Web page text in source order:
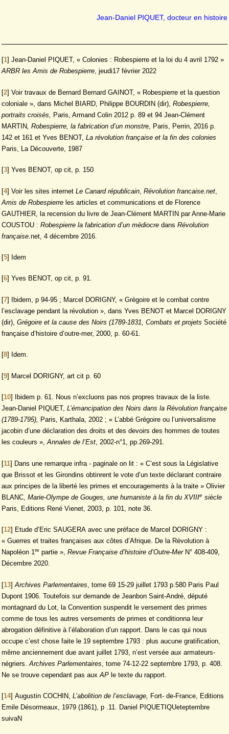
Jean-Daniel PIQUET, docteur en histoire
[1] Jean-Daniel PIQUET, « Colonies : Robespierre et la loi du 4 avril 1792 »
ARBR les Amis de Robespierre, jeudi17 février 2022
[2] Voir travaux de Bernard Bernard GAINOT, « Robespierre et la question
coloniale », dans Michel BIARD, Philippe BOURDIN (dir), Robespierre,
portraits croisés, Paris, Armand Colin 2012 p. 89 et 94 Jean-Clément
MARTIN , Robespierre, la fabrication d’un monstre, Paris, Perrin, 2016 p.
142 et 161 et Yves BENOT, La révolution française et la fin des colonies
Paris, La Découverte, 1987
[3] Yves BENOT, op cit, p. 150
[4] Voir les sites internet Le Canard républicain Révolution francaise.net
Amis de Robespierre les articles et communications et de Florence
GAUTHIER, la recension du livre de Jean-Clément MARTIN par Anne-Marie
COUSTOU : Robespierre la fabrication d’un médiocre dans Révolution
française .net, 4 décembre 2016.
[5] Idem
[6] Yves BENOT, op cit, p. 91.
[7]
Ibidem, p 94-95 ; Marcel DORIGNY, « Grégoire et le combat contre
l’esclavage pendant la révolution », dans Yves BENOT et Marcel DORIGNY
(dir), Grégoire et la cause des Noirs (1789-1831, Combats et projets Société
française d’histoire d’outre-mer, 2000, p. 60-61.
[8] Idem.
[9] Marcel DORIGNY, art cit p. 60
[10]
Ibidem p. 61. Nous n’excluons pas nos propres travaux de la liste.
Jean-Daniel PIQUET, L’émancipation des Noirs dans la Révolution française
(1789-1795), Paris, Karthala, 2002 ; « L’abbé Grégoire ou l’universalisme
jacobin d’une déclaration des droits et des devoirs des hommes de toutes
les couleurs »,Annales de l’Est, 2002-n°1, pp.269-291.
[11] Dans une remarque infra - paginale on lit : « C’est sous la Législative
que Brissot et les Girondins obtinrent le vote d’un texte déclarant contraire
aux principes de la liberté les primes et encouragements à la traite » Olivier
BLANC, Marie-Olympe de Gouges, une humaniste à la fin du XVIIIe siècle
Paris, Editions René Vienet, 2003, p. 101, note 36.
[12] Etude d’Eric SAUGERA avec une préface de Marcel DORIGNY :
« Guerres et traites françaises aux côtes d’Afrique. De la Révolution à
Napoléon 1re partie », Revue Française d’histoire d’Outre-MerN° 408-409,
Décembre 2020.
[13] Archives Parlementaires , tome 69 15-29 juillet 1793 p.580 Paris Paul
Dupont 1906. Toutefois sur demande de Jeanbon Saint-André, député
montagnard du Lot, la Convention suspendit le versement des primes
comme de tous les autres versements de primes et conditionna leur
abrogation définitive à l’élaboration d’un rapport. Dans le cas qui nous
occupe c’est chose faite le 19 septembre 1793 : plus aucune gratification,
même anciennement due avant juillet 1793, n’est versée aux armateurs-
négriers. Archives Parlementaires , tome 74-12-22 septembre 1793, p. 408.
Ne se trouve cependant pas aux AP le texte du rapport.
[14] Augustin COCHIN, L’abolition de l’esclavage,
Fort- de-France, Editions
Emile Désormeaux, 1979 (1861), p .11. Daniel PIQUETIQUeteptembre
suivaN